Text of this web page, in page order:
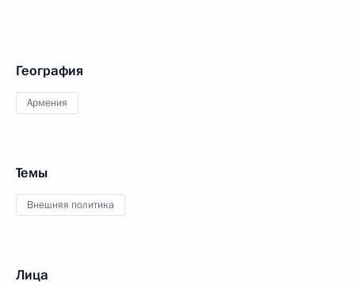
География
Армения
Темы
Внешняя политика
Лица